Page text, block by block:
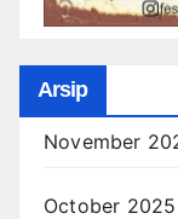
Arsip
November
October 2025